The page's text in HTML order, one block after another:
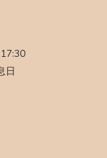
日